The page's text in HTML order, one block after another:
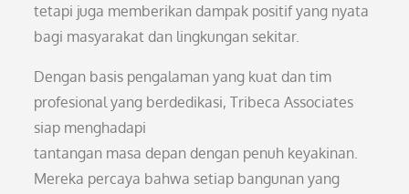
tetapi juga memberikan dampak positif yang nyata
bagi masyarakat dan lingkungan sekitar.
Dengan basis pengalaman yang kuat dan tim
profesional yang berdedikasi, Tribeca Associates
siap menghadapi
tantangan masa depan dengan penuh keyakinan.
Mereka percaya bahwa setiap bangunan yang